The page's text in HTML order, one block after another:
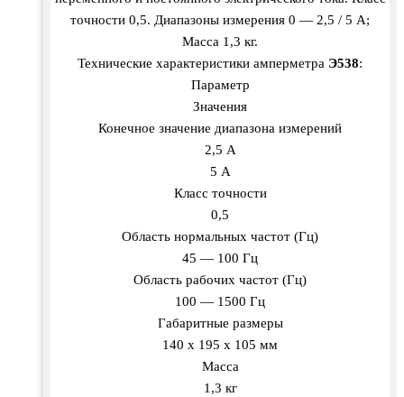
точности 0,5. Диапазоны измерения 0 — 2,5 / 5 А;
Масса 1,3 кг.
Технические характеристики амперметра Э538:
Параметр
Значения
Конечное значение диапазона измерений
2,5 А
5 А
Класс точности
0,5
Область нормальных частот (Гц)
45 — 100 Гц
Область рабочих частот (Гц)
100 — 1500 Гц
Габаритные размеры
140 х 195 х 105 мм
Масса
1,3 кг